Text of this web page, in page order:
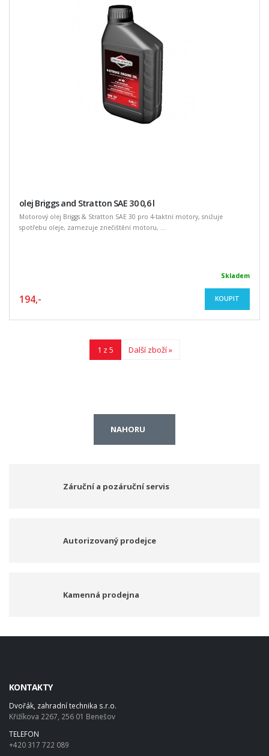
olej Briggs and Stratton SAE 30 0,6 l
Motorový olej Briggs & Stratton SAE 30 pro 4-taktní motory, snižuje
spotřebu oleje, zamezuje znečištění motoru, ...
Skladem
194,- KOUPIT
1 z 5 Další zboží »
NAHORU
Záruční a pozáruční servis
Autorizovaný prodejce
Kamenná prodejna
KONTAKTY
Dvořák, zahradní technika s.r.o.
Křižíkova 2267, 256 01 Benešov
TELEFON
+420 317 722 089